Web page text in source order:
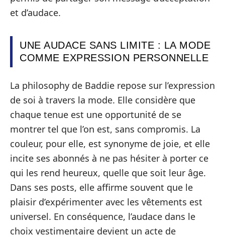
et d’audace.
UNE AUDACE SANS LIMITE : LA MODE
COMME EXPRESSION PERSONNELLE
La philosophy de Baddie repose sur l’expression
de soi à travers la mode. Elle considère que
chaque tenue est une opportunité de se
montrer tel que l’on est, sans compromis. La
couleur, pour elle, est synonyme de joie, et elle
incite ses abonnés à ne pas hésiter à porter ce
qui les rend heureux, quelle que soit leur âge.
Dans ses posts, elle affirme souvent que le
plaisir d’expérimenter avec les vêtements est
universel. En conséquence, l’audace dans le
choix vestimentaire devient un acte de